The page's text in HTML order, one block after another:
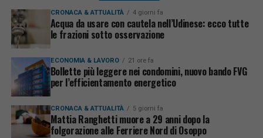
CRONACA & ATTUALITÀ 4 giorni fa
Acqua da usare con cautela nell’Udinese: ecco tutte
le frazioni sotto osservazione
ECONOMIA & LAVORO 21 ore fa
Bollette più leggere nei condomini, nuovo bando FVG
per l’efficientamento energetico
CRONACA & ATTUALITÀ 5 giorni fa
Mattia Ranghetti muore a 29 anni dopo la
folgorazione alle Ferriere Nord di Osoppo